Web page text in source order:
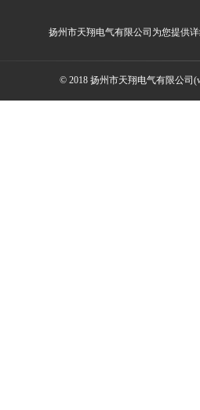
扬州市天翔电气有限公司为您提供
© 2018 扬州市天翔电气有限公司